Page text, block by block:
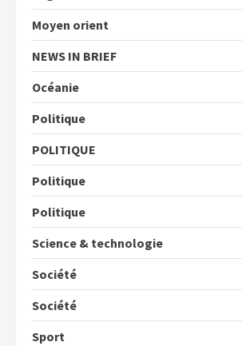
Moyen orient
NEWS IN BRIEF
Océanie
Politique
POLITIQUE
Politique
Politique
Science & technologie
Société
Société
Sport